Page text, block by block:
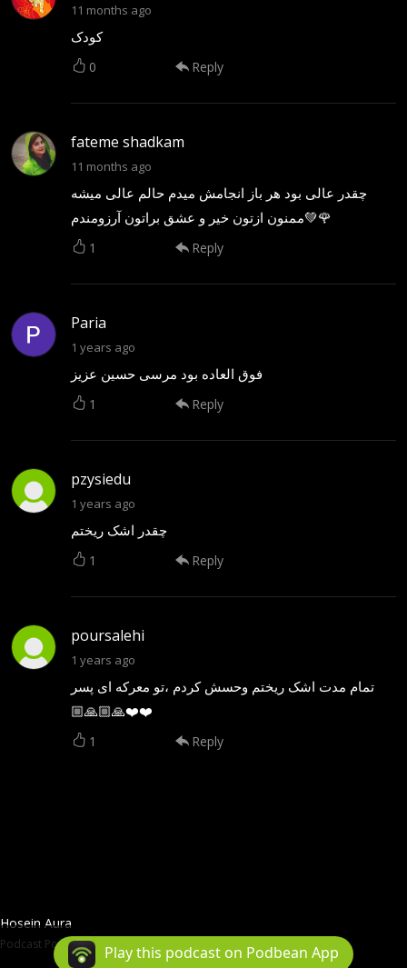
11 months ago
کودک
0 Reply
fateme shadkam
11 months ago
چقدر عالی بود هر باز انجامش میدم حالم عالی میشه
ممنون ازتون خیر و عشق براتون آرزومندم💚🌹
1 Reply
Paria
1 years ago
فوق العاده بود مرسی حسین عزیز
1 Reply
pzysiedu
1 years ago
چقدر اشک ریختم
1 Reply
poursalehi
1 years ago
تمام مدت اشک ریختم وحسش کردم ،تو معرکه ای پسر
🙏🏼🙏🏼❤️❤️
1 Reply
Hosein Aura
Podcast Powered ByPodbean
Play this podcast on Podbean App